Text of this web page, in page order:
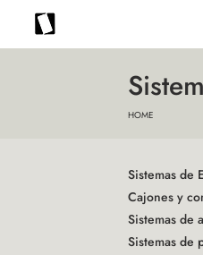
HOME
Sistemas de
Cajones y
Sistemas de
Sistemas de